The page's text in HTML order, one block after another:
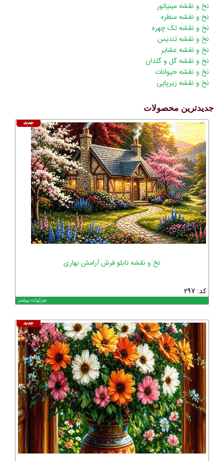
نخ و نقشه مینیاتور
نخ و نقشه منظره
نخ و نقشه تک چهره
نخ و نقشه تندیس
نخ و نقشه عشایر
نخ و نقشه گل و گلدان
نخ و نقشه حیوانات
نخ و نقشه زیرپایی
جدیدترین محصولات
نخ و نقشه تابلو فرش آرامش بهاری
کد: 297
جزئیات بیشتر